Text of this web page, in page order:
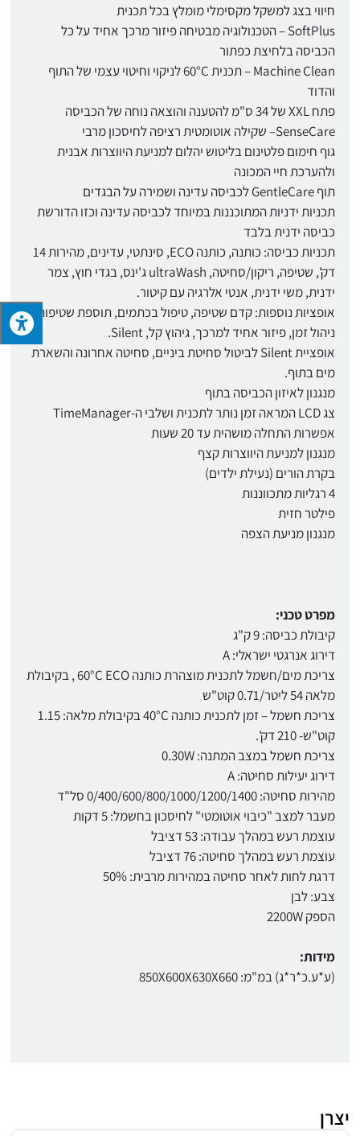
חיווי בצג למשקל מקסימלי מומלץ בכל תכנית
SoftPlus – הטכנולוגיה מבטיחה פיזור מרכך אחיד על כל
הכביסה בלחיצת כפתור
Machine Clean – תכנית 60°C לניקוי וחיטוי עצמי של התוף
והדוד
פתח XXL של 34 ס"מ להטענה והוצאה נוחה של הכביסה
SenseCare– שקילה אוטומטית רציפה לחיסכון מרבי
גוף חימום פלטינום בליטוש יהלום למניעת היווצרות אבנית
ולהערכת חיי המכונה
תוף GentleCare לכביסה עדינה ושמירה על הבגדים
תכניות ידניות המתוכננות במיוחד לכביסה עדינה וכזו הדורשת
כביסה ידנית בלבד
תכניות כביסה: כותנה, כותנה ECO, סינתטי, עדינים, מהירות 14
דק', שטיפה, ריקון/סחיטה, ultraWash ג'ינס, בגדי חוץ, צמר
ידנית, משי ידנית, אנטי אלרגיה עם קיטור.
אופציות נוספות: קדם שטיפה, טיפול בכתמים, תוספת שטיפות,
ניהול זמן, פיזור אחיד למרכך, גיהוץ קל, Silent.
אופציית Silent לביטול סחיטת ביניים, סחיטה אחרונה והשארת
מים בתוף.
מנגנון לאיזון הכביסה בתוף
צג LCD המראה זמן נותר לתכנית ושלבי ה-TimeManager
אפשרות התחלה מושהית עד 20 שעות
מנגנון למניעת היווצרות קצף
בקרת הורים (נעילת ילדים)
4 רגליות מתכווננות
פילטר חזית
מנגנון מניעת הצפה
מפרט טכני:
קיבולת כביסה: 9 ק"ג
דירוג אנרגטי ישראלי: A
צריכת מים/חשמל לתכנית מוצהרת כותנה 60°C ECO , בקיבולת
מלאה 54 ליטר/0.71 קוט"ש
צריכת חשמל – זמן לתכנית כותנה 40°C בקיבולת מלאה: 1.15
קוט"ש- 210 דק'.
צריכת חשמל במצב המתנה: 0.30W
דירוג יעילות סחיטה: A
מהירות סחיטה: 0/400/600/800/1000/1200/1400 סל"ד
מעבר למצב "כיבוי אוטומטי" לחיסכון בחשמל: 5 דקות
עוצמת רעש במהלך עבודה: 53 דציבל
עוצמת רעש במהלך סחיטה: 76 דציבל
דרגת לחות לאחר סחיטה במהירות מרבית: 50%
צבע: לבן
הספק 2200W
מידות:
(ע*ע.כ*ר*ג) במ"מ: 850X600X630X660
יצרן